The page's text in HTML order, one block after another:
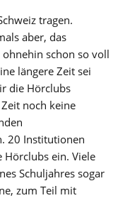
tragen.
aber, das
schon so voll
längere Zeit sei
die Hörclubs
noch keine
20 Institutionen
Hörclubs ein. Viele
Schuljahres sogar
zum Teil mit